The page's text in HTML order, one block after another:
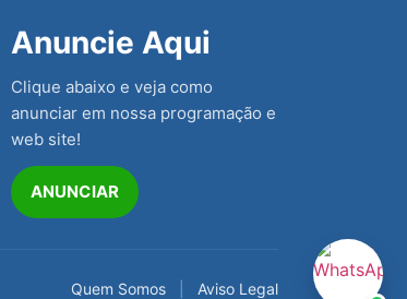
Anuncie Aqui
Clique abaixo e veja como
anunciar em nossa programação e
web site!
ANUNCIAR
Quem Somos Aviso Legal